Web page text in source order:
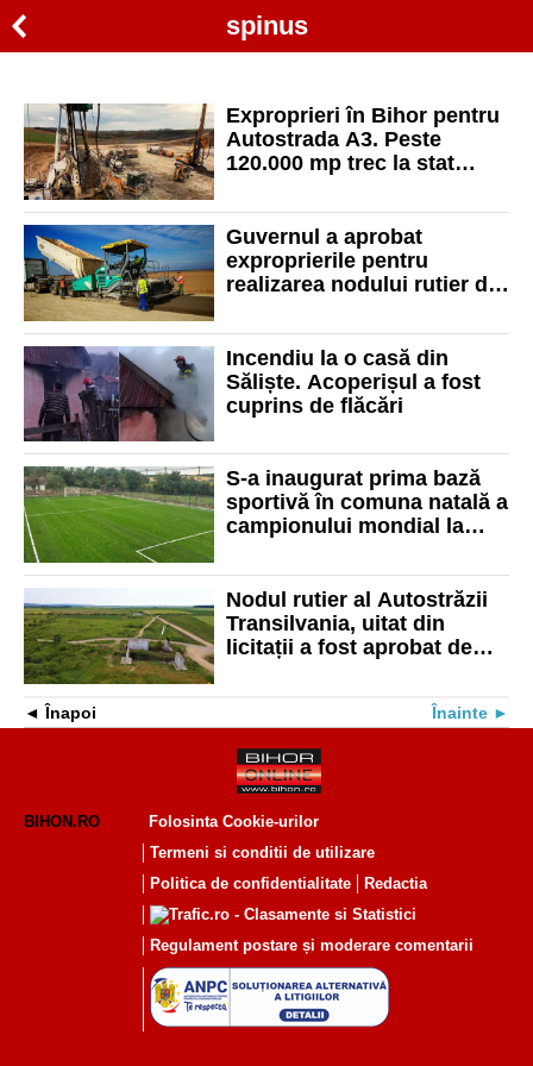
spinus
Exproprieri în Bihor pentru
Autostrada A3. Peste
120.000 mp trec la stat
rutier de la Spinuș
Guvernul a aprobat
exproprierile pentru
realizarea nodului rutier de
Transilvaniei
Incendiu la o casă din
Săliște. Acoperișul a fost
cuprins de flăcări
S-a inaugurat prima bază
sportivă în comuna natală a
campionului mondial la
Nodul rutier al Autostrăzii
Transilvania, uitat din
licitații a fost aprobat de
Înapoi Înainte
BIHON.RO
Folosinta Cookie-urilor
Termeni si conditii de utilizare
Politica de confidentialitate
Redactia
Regulament postare și moderare comentarii